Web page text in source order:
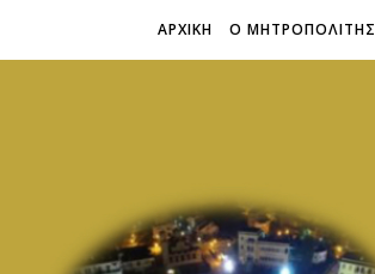
ΑΡΧΙΚΗ Ο ΜΗΤΡΟΠΟΛΙΤΗΣ